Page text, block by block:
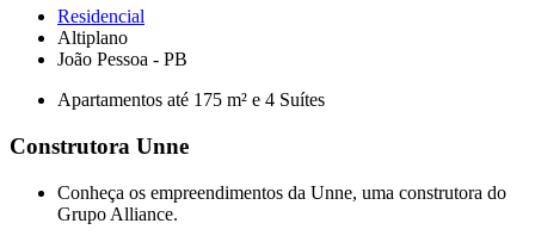
Residencial
Altiplano
João Pessoa - PB
Apartamentos até 175 m² e 4 Suítes
Construtora Unne
Conheça os empreendimentos da Unne, uma construtora do
Grupo Alliance.